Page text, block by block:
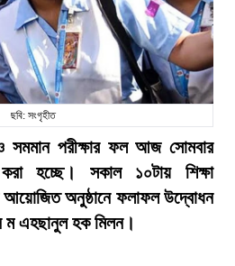
ছবি: সংগৃহীত
সমমান পরীক্ষার ফল আজ সোমবার
হচ্ছে। সকাল ১০টায় শিক্ষা
আয়োজিত অনুষ্ঠানে ফলাফল উদ্বোধন
ম এহছানুল হক মিলন।